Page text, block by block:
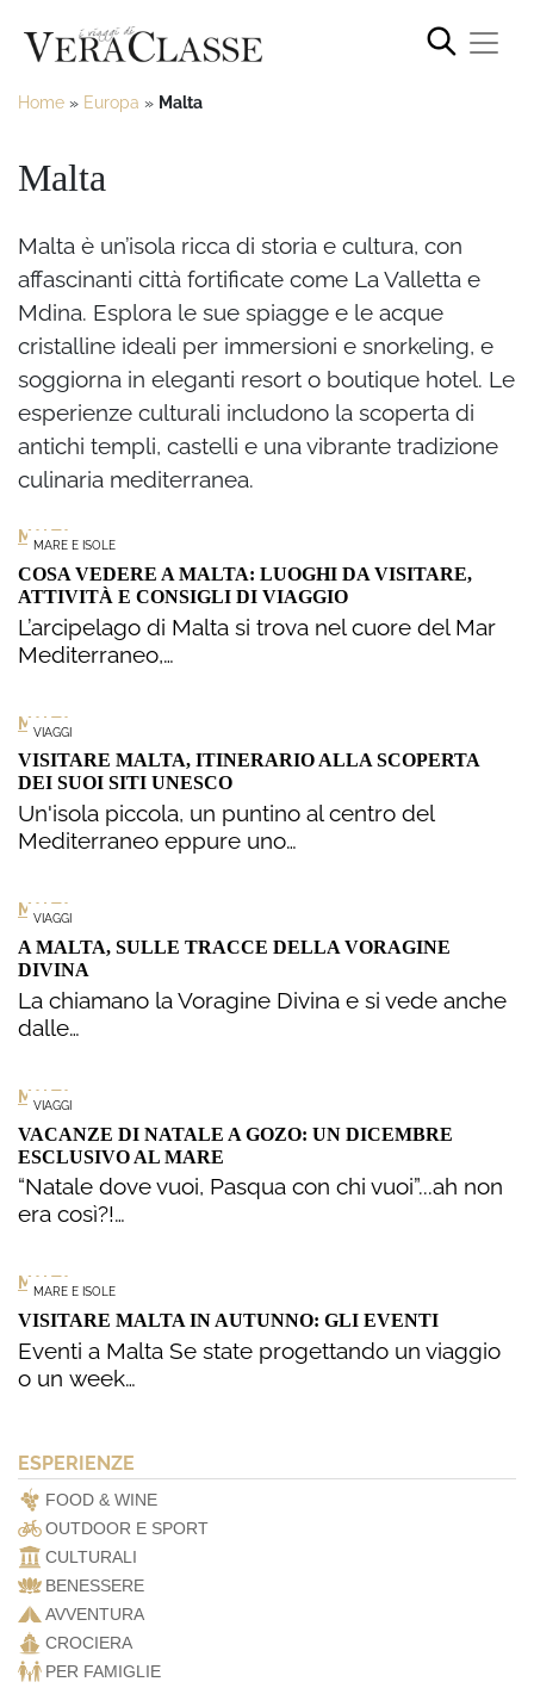
Home » Europa » Malta
Malta
Malta è un’isola ricca di storia e cultura, con
affascinanti città fortificate come La Valletta e
Mdina. Esplora le sue spiagge e le acque
cristalline ideali per immersioni e snorkeling, e
soggiorna in eleganti resort o boutique hotel. Le
esperienze culturali includono la scoperta di
antichi templi, castelli e una vibrante tradizione
culinaria mediterranea.
MARE E ISOLE
MALTA
COSA VEDERE A MALTA: LUOGHI DA VISITARE,
ATTIVITÀ E CONSIGLI DI VIAGGIO
L’arcipelago di Malta si trova nel cuore del Mar
Mediterraneo,…
VIAGGI
MALTA
VISITARE MALTA, ITINERARIO ALLA SCOPERTA
DEI SUOI SITI UNESCO
Un'isola piccola, un puntino al centro del
Mediterraneo eppure uno…
VIAGGI
MALTA
A MALTA, SULLE TRACCE DELLA VORAGINE
DIVINA
La chiamano la Voragine Divina e si vede anche
dalle…
VIAGGI
MALTA
VACANZE DI NATALE A GOZO: UN DICEMBRE
ESCLUSIVO AL MARE
“Natale dove vuoi, Pasqua con chi vuoi”...ah non
era così?!…
MARE E ISOLE
MALTA
VISITARE MALTA IN AUTUNNO: GLI EVENTI
Eventi a Malta Se state progettando un viaggio
o un week…
ESPERIENZE
FOOD & WINE
OUTDOOR E SPORT
CULTURALI
BENESSERE
AVVENTURA
CROCIERA
PER FAMIGLIE